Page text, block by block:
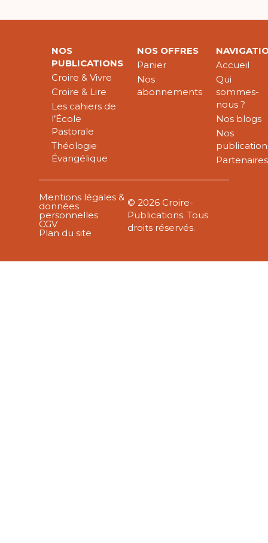
NOS
PUBLICATIONS
Croire & Vivre
Croire & Lire
Les cahiers de
l’École
Pastorale
Théologie
Évangélique
NOS OFFRES
Panier
Nos
abonnements
Accueil
Qui
sommes-
nous ?
Nos blogs
Nos
Partenaires
Mentions légales &
données
personnelles
CGV
Plan du site
© 2026 Croire-
Publications. Tous
droits réservés.